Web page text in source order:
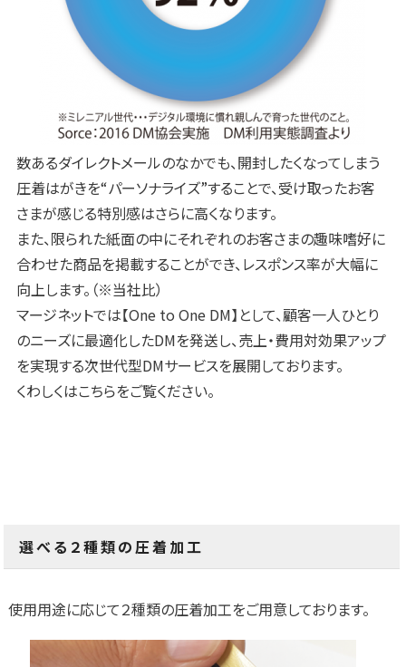
数あるダイレクトメールのなかでも、開封したくなってしまう
圧着はがきを“パーソナライズ”することで、受け取ったお客
さまが感じる特別感はさらに高くなります。
また、限られた紙面の中にそれぞれのお客さまの趣味嗜好に
合わせた商品を掲載することができ、レスポンス率が大幅に
向上します。（※当社比）
マージネットでは【One to One DM】として、顧客一人ひとり
のニーズに最適化したDMを発送し、売上・費用対効果アップ
を実現する次世代型DMサービスを展開しております。
くわしくはこちらをご覧ください。
選べる２種類の圧着加工
使用用途に応じて２種類の圧着加工をご用意しております。